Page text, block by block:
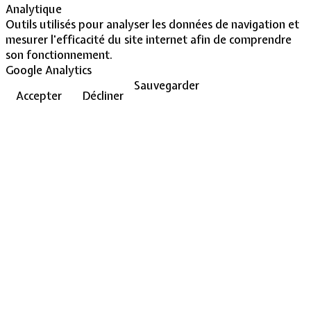
Analytique
Outils utilisés pour analyser les données de navigation et
mesurer l'efficacité du site internet afin de comprendre
son fonctionnement.
Google Analytics
Accepter
Décliner
Sauvegarder